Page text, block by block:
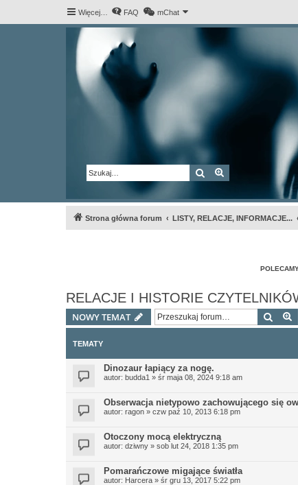
Więcej… FAQ mChat
Szukaj Wyszukiwanie
Strona główna forum LISTY, RELACJE, INFORMACJE...
RELACJE I HISTORIE
NOWY TEMAT Szukaj
TEMATY
Dinozaur łapiący za nogę.
autor: budda1 » śr maja 08, 2024 9:18 am
Obserwacja nietypowo zachowującego się
autor: ragon » czw paź 10, 2013 6:18 pm
Otoczony mocą elektryczną
autor: dziwny » sob lut 24, 2018 1:35 pm
Pomarańczowe migające światła
autor: Harcera » śr gru 13, 2017 5:22 pm